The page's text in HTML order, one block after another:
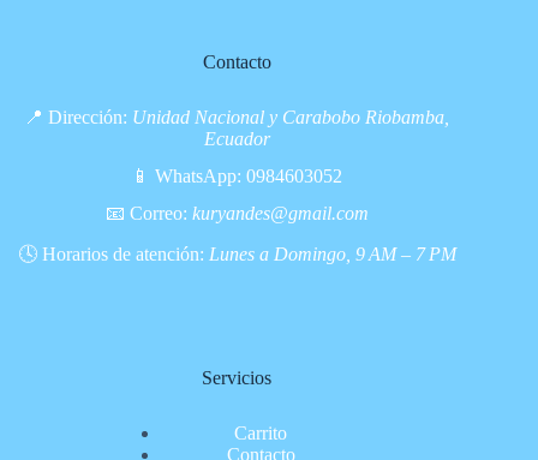
Contacto
📍 Dirección: Unidad Nacional y Carabobo Riobamba,
Ecuador
📱 WhatsApp:0984603052
📧 Correo: kuryandes@gmail.com
🕓 Horarios de atención: Lunes a Domingo, 9 AM – 7 PM
Servicios
Carrito
Contacto